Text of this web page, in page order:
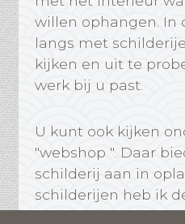
willen ophangen. In
langs met
kijken en uit te
werk bij u past.
U kunt ook kijken
"webshop ". Daar
schilderij aan in
schilderijen heb ik
gefotografeerd.